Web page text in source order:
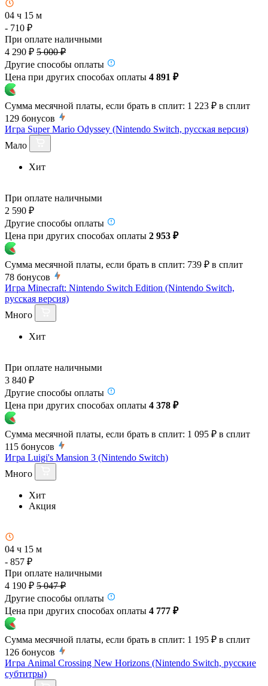
04 ч 15 м
- 710 ₽
При оплате наличными
4 290 ₽ 5 000 ₽
Другие способы оплаты
Цена при других способах оплаты 4 891 ₽
Сумма месячной платы, если брать в сплит: 1 223 ₽ в сплит
129 бонусов
Игра Super Mario Odyssey (Nintendo Switch, русская версия)
Мало
Хит
При оплате наличными
2 590 ₽
Другие способы оплаты
Цена при других способах оплаты 2 953 ₽
Сумма месячной платы, если брать в сплит: 739 ₽ в сплит
78 бонусов
Игра Minecraft: Nintendo Switch Edition (Nintendo Switch,
русская версия)
Много
Хит
При оплате наличными
3 840 ₽
Другие способы оплаты
Цена при других способах оплаты 4 378 ₽
Сумма месячной платы, если брать в сплит: 1 095 ₽ в сплит
115 бонусов
Игра Luigi's Mansion 3 (Nintendo Switch)
Много
Хит
Акция
04 ч 15 м
- 857 ₽
При оплате наличными
4 190 ₽ 5 047 ₽
Другие способы оплаты
Цена при других способах оплаты 4 777 ₽
Сумма месячной платы, если брать в сплит: 1 195 ₽ в сплит
126 бонусов
Игра Animal Crossing New Horizons (Nintendo Switch, русские
субтитры)